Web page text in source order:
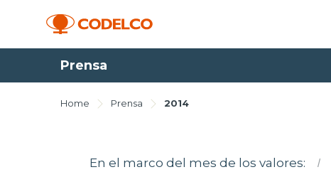
Prensa
Home Prensa 2014
En el marco del mes de los valores: I